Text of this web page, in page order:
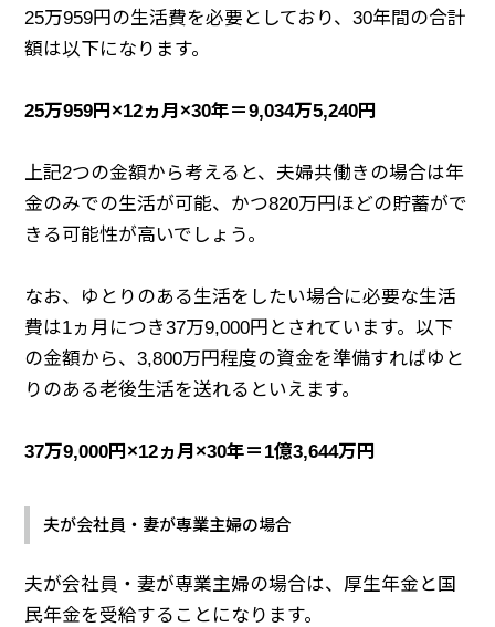
25万959円の生活費を必要としており、30年間の合計
額は以下になります。
25万959円×12ヵ月×30年＝9,034万5,240円
上記2つの金額から考えると、夫婦共働きの場合は年
金のみでの生活が可能、かつ820万円ほどの貯蓄がで
きる可能性が高いでしょう。
なお、ゆとりのある生活をしたい場合に必要な生活
費は1ヵ月につき37万9,000円とされています。以下
の金額から、3,800万円程度の資金を準備すればゆと
りのある老後生活を送れるといえます。
37万9,000円×12ヵ月×30年＝1億3,644万円
夫が会社員・妻が専業主婦の場合
夫が会社員・妻が専業主婦の場合は、厚生年金と国
民年金を受給することになります。